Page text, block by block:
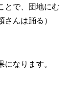
とで、団地にむ
んは踊る）
なります。